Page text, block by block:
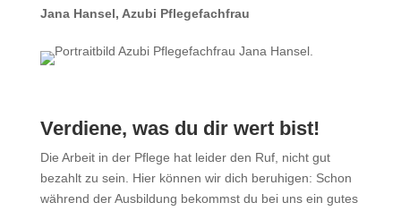
Jana Hansel, Azubi Pflegefachfrau
Verdiene, was du dir wert bist!
Die Arbeit in der Pflege hat leider den Ruf, nicht gut
bezahlt zu sein. Hier können wir dich beruhigen: Schon
während der Ausbildung bekommst du bei uns ein gutes